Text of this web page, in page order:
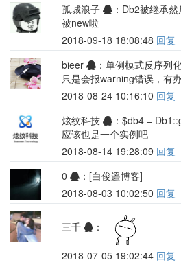
孤城浪子
：Db2被继承
被new啦
2018-09-18 18:08:48 回复
bieer
：单例模式反序列
只是会报warning错误，有
2018-08-24 10:16:10 回复
炫纹科技
：$db4 =
应该也是一个实例吧
2018-08-14 19:28:09 回复
0
：[白俊遥博客]
2018-08-03 10:02:50 回复
三千 ：
2018-07-05 19:02:44 回复